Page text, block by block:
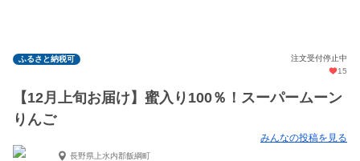
ふるさと納税可
注文受付停止中
15
【12月上旬お届け】蜜入り100％！スーパームーン
りんご
みんなの投稿を見る
長野県上水内郡飯綱町